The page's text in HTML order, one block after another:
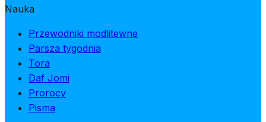
Nauka
Przewodniki modlitewne
Parsza tygodnia
Tora
Daf Jomi
Prorocy
Pisma